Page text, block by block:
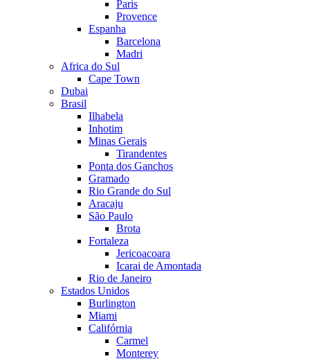
Paris
Provence
Espanha
Barcelona
Madri
Africa do Sul
Cape Town
Dubai
Brasil
Ilhabela
Inhotim
Minas Gerais
Tirandentes
Ponta dos Ganchos
Gramado
Rio Grande do Sul
Aracaju
São Paulo
Brota
Fortaleza
Jericoacoara
Icarai de Amontada
Rio de Janeiro
Estados Unidos
Burlington
Miami
Califórnia
Carmel
Monterey